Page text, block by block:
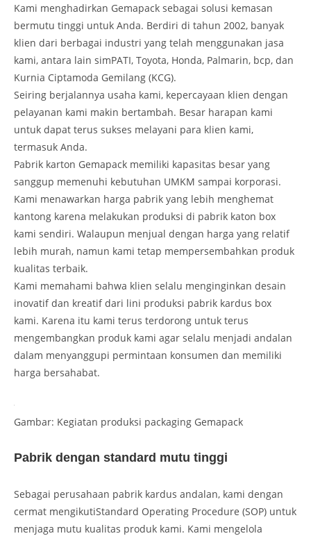
Kami menghadirkan Gemapack sebagai solusi kemasan
bermutu tinggi untuk Anda. Berdiri di tahun 2002, banyak
klien dari berbagai industri yang telah menggunakan jasa
kami, antara lain simPATI, Toyota, Honda, Palmarin, bcp, dan
Kurnia Ciptamoda Gemilang (KCG).
Seiring berjalannya usaha kami, kepercayaan klien dengan
pelayanan kami makin bertambah. Besar harapan kami
untuk dapat terus sukses melayani para klien kami,
termasuk Anda.
Pabrik karton Gemapack memiliki kapasitas besar yang
sanggup memenuhi kebutuhan UMKM sampai korporasi.
Kami menawarkan harga pabrik yang lebih menghemat
kantong karena melakukan produksi di pabrik katon box
kami sendiri. Walaupun menjual dengan harga yang relatif
lebih murah, namun kami tetap mempersembahkan produk
kualitas terbaik.
Kami memahami bahwa klien selalu menginginkan desain
inovatif dan kreatif dari lini produksi pabrik kardus box
kami. Karena itu kami terus terdorong untuk terus
mengembangkan produk kami agar selalu menjadi andalan
dalam menyanggupi permintaan konsumen dan memiliki
harga bersahabat.
Gambar: Kegiatan produksi packaging Gemapack
Pabrik dengan standard mutu tinggi
Sebagai perusahaan pabrik kardus andalan, kami dengan
cermat mengikutiStandard Operating Procedure (SOP) untuk
menjaga mutu kualitas produk kami. Kami mengelola